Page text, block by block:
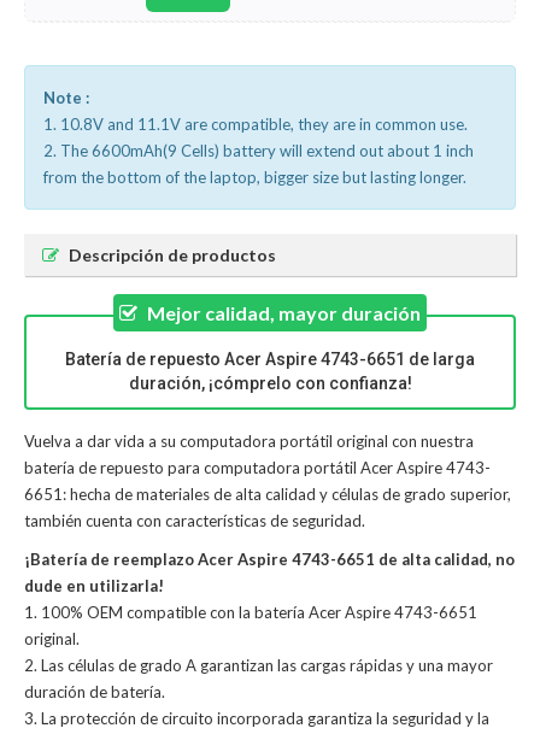
Note :
1. 10.8V and 11.1V are compatible, they are in common use.
2. The 6600mAh(9 Cells) battery will extend out about 1 inch
from the bottom of the laptop, bigger size but lasting longer.
Descripción de productos
Mejor calidad, mayor duración
Batería de repuesto Acer Aspire 4743-6651 de larga
duración, ¡cómprelo con confianza!
Vuelva a dar vida a su computadora portátil original con nuestra
batería de repuesto para computadora portátil Acer Aspire 4743-
6651: hecha de materiales de alta calidad y células de grado superior,
también cuenta con características de seguridad.
¡Batería de reemplazo Acer Aspire 4743-6651 de alta calidad, no
dude en utilizarla!
1. 100% OEM compatible con la batería Acer Aspire 4743-6651
original.
2. Las células de grado A garantizan las cargas rápidas y una mayor
duración de batería.
3. La protección de circuito incorporada garantiza la seguridad y la